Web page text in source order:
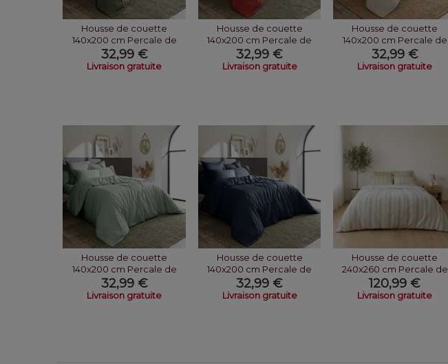
Housse de couette
140x200 cm Percale de
Coton Thym
32,99 €
Livraison gratuite
Housse de couette
140x200 cm Percale de
Coton Terre De...
32,99 €
Livraison gratuite
Housse de couette
140x200 cm Percale de
Coton Sable
32,99 €
Livraison gratuite
Housse de couette
140x200 cm Percale de
Coton Céladon
32,99 €
Livraison gratuite
Housse de couette
140x200 cm Percale de
Coton Bleu Nuit
32,99 €
Livraison gratuite
Housse de couette
240x260 cm Percale de
Coton Toscane
120,99 €
Livraison gratuite